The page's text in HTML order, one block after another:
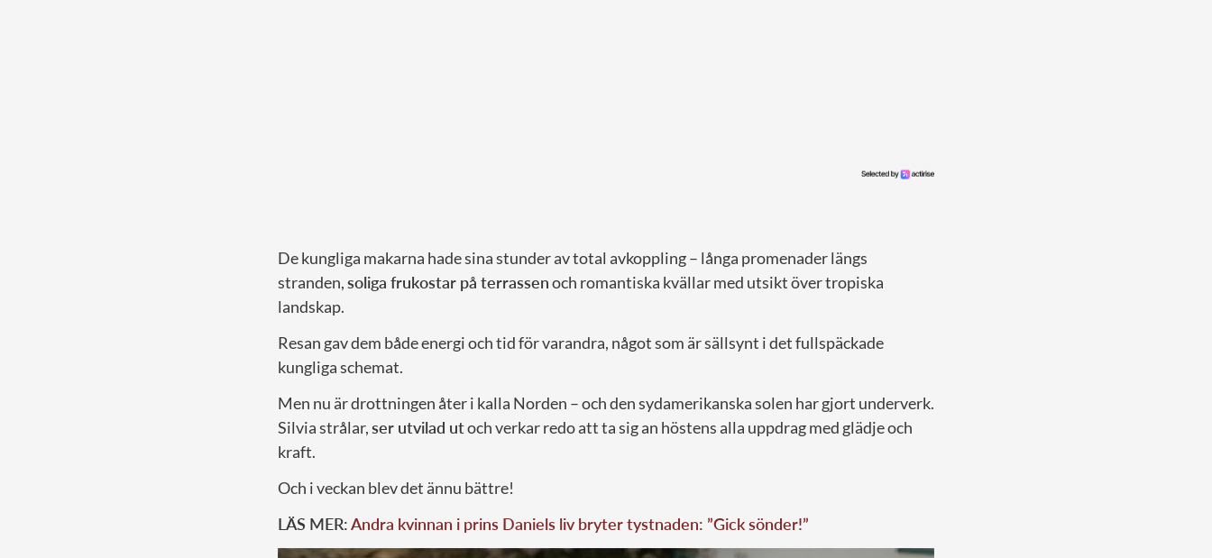
De kungliga makarna hade sina stunder av total avkoppling – långa promenader längs
stranden,soliga frukostar på terrassenoch romantiska kvällar med utsikt över tropiska
landskap.
Resan gav dem både energi och tid för varandra, något som är sällsynt i det fullspäckade
kungliga schemat.
Men nu är drottningen åter i kalla Norden – och den sydamerikanska solen har gjort underverk.
Silvia strålar,ser utvilad utoch verkar redo att ta sig an höstens alla uppdrag med glädje och
kraft.
Och i veckan blev det ännu bättre!
LÄS MER:Andra kvinnan i prins Daniels liv bryter tystnaden: ”Gick sönder!”